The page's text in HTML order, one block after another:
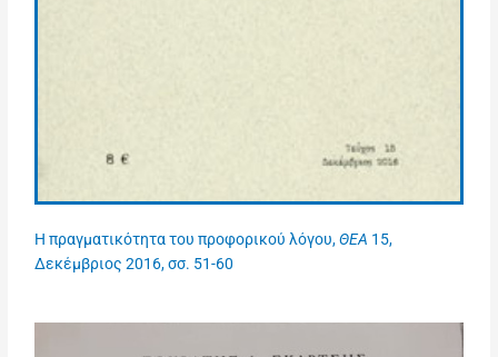
Η πραγματικότητα του προφορικού λόγου,ΘΕΑ 15,
Δεκέμβριος 2016, σσ. 51-60